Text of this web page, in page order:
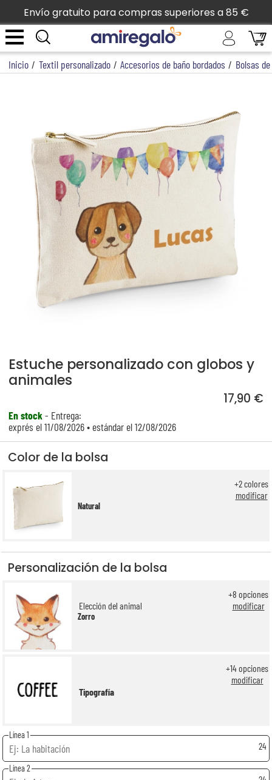
Envío gratuito para compras superiores a 85 €
Inicio / Textil personalizado / Accesorios de baño bordados / Bolsas
Estuche personalizado con globos y
animales
17,90 €
En stock- Entrega:
exprés el 11/08/2026 • estándar el 12/08/2026
Color de la bolsa
Natural
+2colores
modificar
Personalización de la bolsa
Elección del animal
Zorro
+8 opciones
modificar
Tipografía
+14opciones
modificar
Línea 1
24
Línea 2